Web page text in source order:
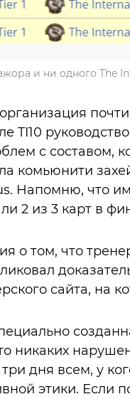
и ни одного The
TI10
с составом,
комьюнити
Напомню, что
2 из 3 карт в
о том, что
сайта, на
никаких
дня всем, у
этики. Если